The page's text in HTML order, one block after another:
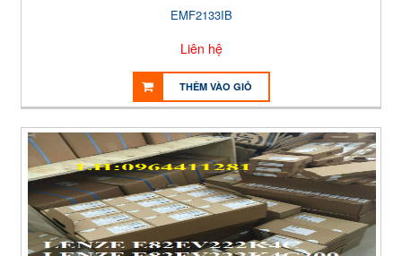
EMF2133IB
Liên hệ
THÊM VÀO GIỎ